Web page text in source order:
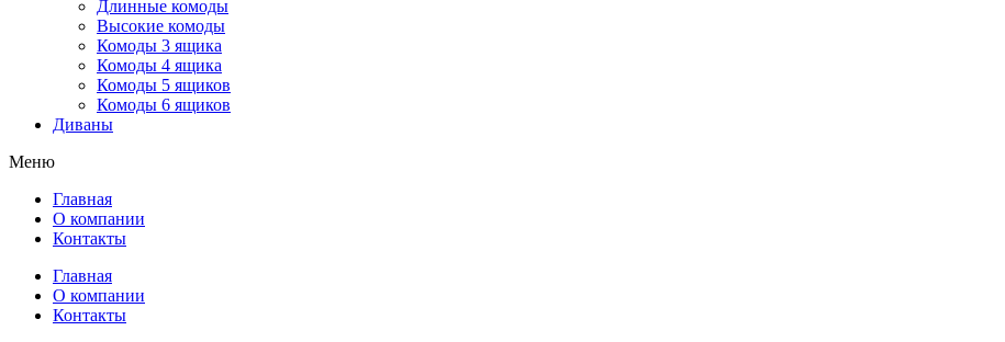
Длинные комоды
Высокие комоды
Комоды 3 ящика
Комоды 4 ящика
Комоды 5 ящиков
Комоды 6 ящиков
Диваны
Меню
Главная
О компании
Контакты
Главная
О компании
Контакты